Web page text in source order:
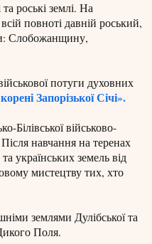
роські землі. На
повноті давній роський,
Слобожанщину,
потуги духовних
Запорізької Січі».
військово-
навчання на теренах
українських земель від
мистецтву тих, хто
землями Дулібської та
Поля.